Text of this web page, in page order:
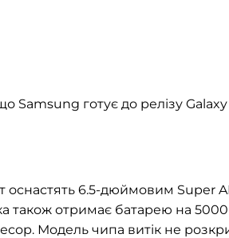
готує до релізу Galaxy
оснастять 6.5-дюймовим Super
також отримає батарею на 5000
Модель чипа витік не